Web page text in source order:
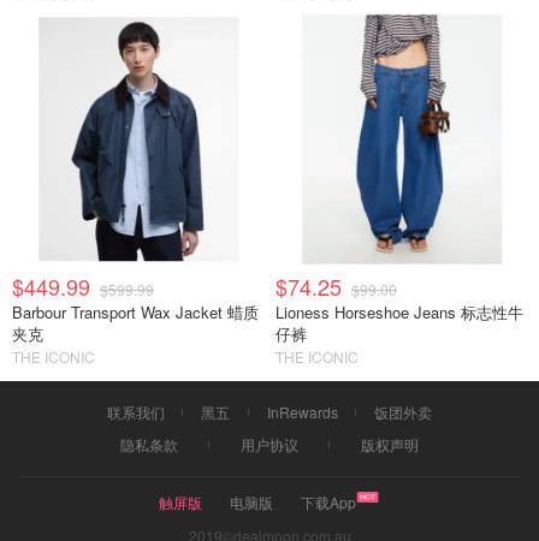
$449.99 $599.99
Barbour Transport Wax Jacket 蜡质
夹克
THE ICONIC
$74.25 $99.00
Lioness Horseshoe Jeans 标志性牛
仔裤
THE ICONIC
联系我们 黑五 InRewards
饭团外卖
隐私条款
用户协议 版权声明
触屏版 电脑版
下载App
2019©dealmoon.com.au